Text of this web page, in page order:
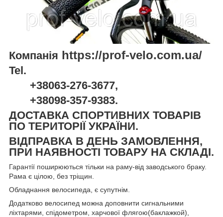
Компанія https://prof-velo.com.ua/
Tel.
+38063-276-3677,
+38098-357-9383.
ДОСТАВКА СПОРТИВНИХ ТОВАРІВ
ПО ТЕРИТОРІЇ УКРАЇНИ.
ВІДПРАВКА В ДЕНЬ ЗАМОВЛЕННЯ,
ПРИ НАЯВНОСТІ ТОВАРУ НА СКЛАДІ.
Гарантії поширюються тільки на раму-від заводського браку.
Рама є цілою, без тріщин.
Обладнання велосипеда, є супутнім.
Додатково велосипед можна доповнити сигнальними
ліхтарями, спідометром, харчової флягою(баклажкой),